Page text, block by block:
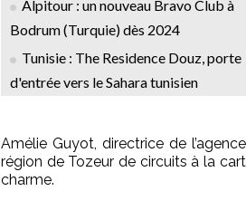
Alpitour : un nouveau Bravo Club à
Bodrum (Turquie) dès 2024
Tunisie : The Residence Douz, porte
d'entrée vers le Sahara tunisien
Amélie Guyot, directrice de
région de Tozeur de circuits à la
charme.